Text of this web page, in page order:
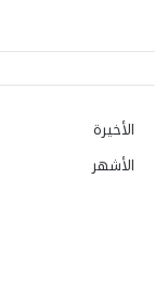
الأخيرة
الأشهر